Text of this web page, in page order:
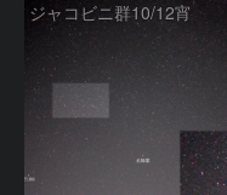
ジャコビニ群10/12宵